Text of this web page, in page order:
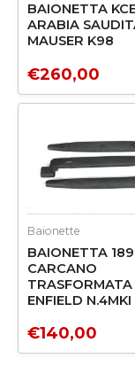
BAIONETTA
ARABIA
MAUSER K98
€260,00
Baionette
BAIONETTA
CARCANO
TRASFORMATA
ENFIELD N.4MKI
€140,00